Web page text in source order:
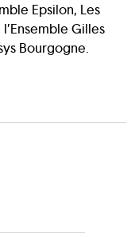
Epsilon, Les
Gilles
Bourgogne.